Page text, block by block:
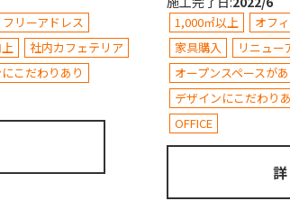
フリーアドレス
社内カフェテリア
こだわりあり
1,000㎡以上 オフ
家具購入
リニュー
オープンスペースが
デザインにこだわり
OFFICE